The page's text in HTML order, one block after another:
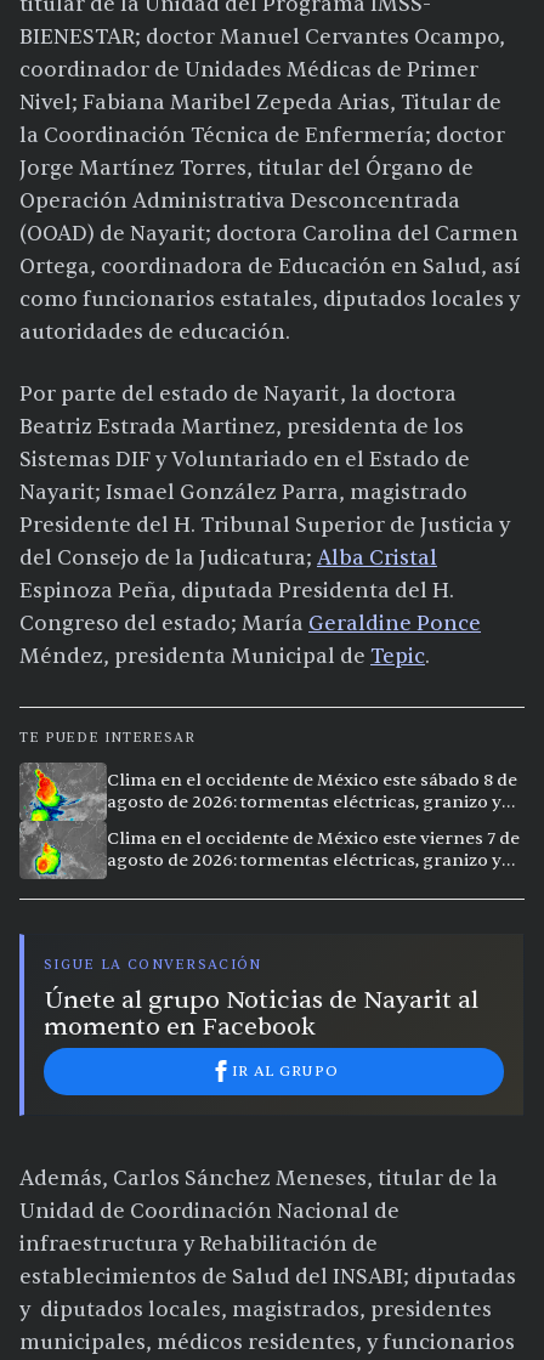
BIENESTAR; doctor Manuel Cervantes Ocampo,
coordinador de Unidades Médicas de Primer
Nivel; Fabiana Maribel Zepeda Arias, Titular de
la Coordinación Técnica de Enfermería; doctor
Jorge Martínez Torres, titular del Órgano de
Operación Administrativa Desconcentrada
(OOAD) de Nayarit; doctora Carolina del Carmen
Ortega, coordinadora de Educación en Salud, así
como funcionarios estatales, diputados locales y
autoridades de educación.
Por parte del estado de Nayarit, la doctora
Beatriz Estrada Martinez, presidenta de los
Sistemas DIF y Voluntariado en el Estado de
Nayarit; Ismael González Parra, magistrado
Presidente del H. Tribunal Superior de Justicia y
del Consejo de la Judicatura; Alba Cristal
Espinoza Peña, diputada Presidenta del H.
Congreso del estado; María Geraldine Ponce
Méndez, presidenta Municipal de Tepic.
TE PUEDE INTERESAR
Clima en el occidente de México este sábado 8 de
agosto de 2026: tormentas eléctricas, granizo y
Clima en el occidente de México este viernes 7 de
agosto de 2026: tormentas eléctricas, granizo y
SIGUE LA CONVERSACIÓN
Únete al grupo Noticias de Nayarit al
momento en Facebook
IR AL GRUPO
Además, Carlos Sánchez Meneses, titular de la
Unidad de Coordinación Nacional de
infraestructura y Rehabilitación de
establecimientos de Salud del INSABI; diputadas
y diputados locales, magistrados, presidentes
municipales, médicos residentes, y funcionarios